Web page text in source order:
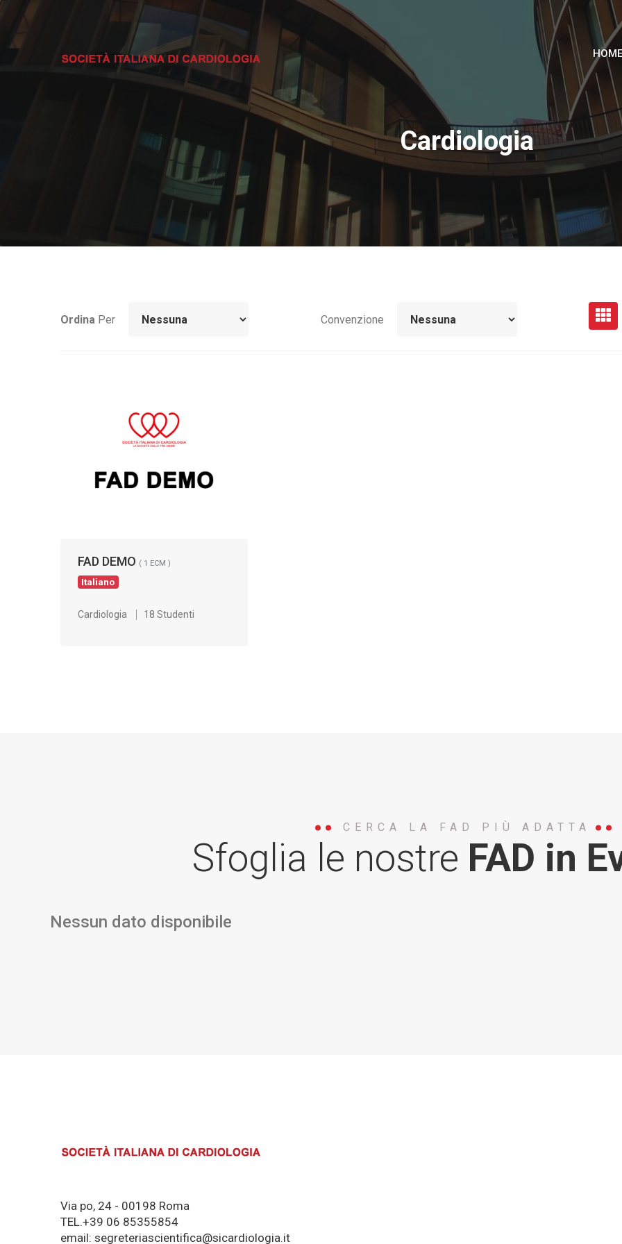
HOME
Cardiologia
Ordina Per Convenzione
FAD DEMO ( 1 ECM )
Italiano
Cardiologia 18 Studenti
CERCA LA FAD PIÙ ADATTA
Sfoglia le nostre FAD in
Nessun dato disponibile
Via po, 24 - 00198 Roma
TEL.+39 06 85355854
email: segreteriascientifica@sicardiologia.it